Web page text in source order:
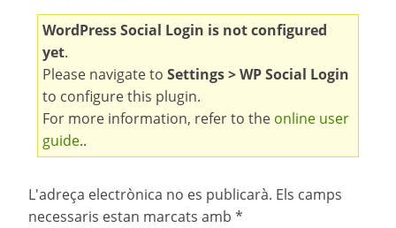
WordPress Social Login is not configured
yet.
Please navigate to Settings > WP Social Login
to configure this plugin.
For more information, refer to the online user
guide..
L'adreça electrònica no es publicarà. Els camps
necessaris estan marcats amb *